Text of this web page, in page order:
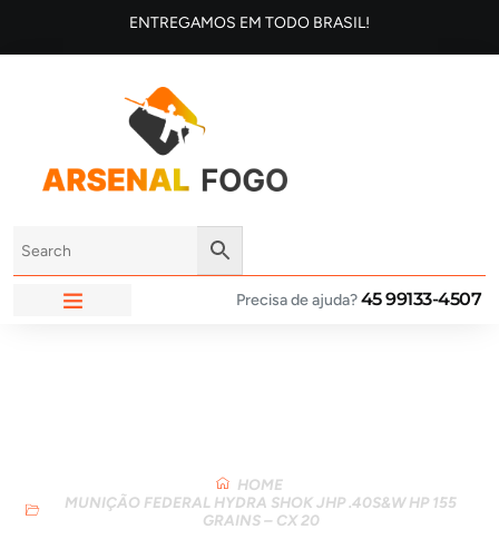
ENTREGAMOS EM TODO BRASIL!
Precisa de ajuda?45 99133-4507
HOME
MUNIÇÃO FEDERAL HYDRA SHOK JHP .40S&W HP 155
GRAINS – CX 20